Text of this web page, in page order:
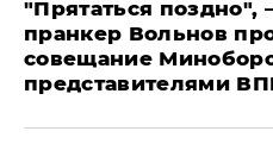
"Прятаться поздно",
пранкер Вольнов
совещание
представителями